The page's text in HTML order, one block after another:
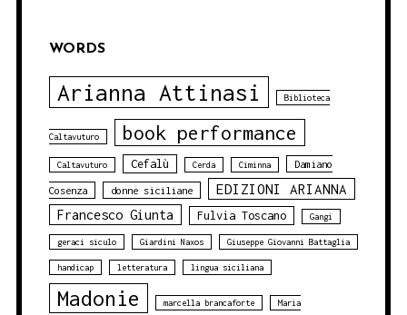
WORDS
Arianna Attinasi Biblioteca
Caltavuturo book performance
Caltavuturo Cefalù Cerda Ciminna Damiano
Cosenza donne siciliane EDIZIONI ARIANNA
Francesco Giunta Fulvia Toscano Gangi
geraci siculo Giardini Naxos Giuseppe Giovanni Battaglia
handicap letteratura lingua siciliana
Madonie marcella brancaforte Maria